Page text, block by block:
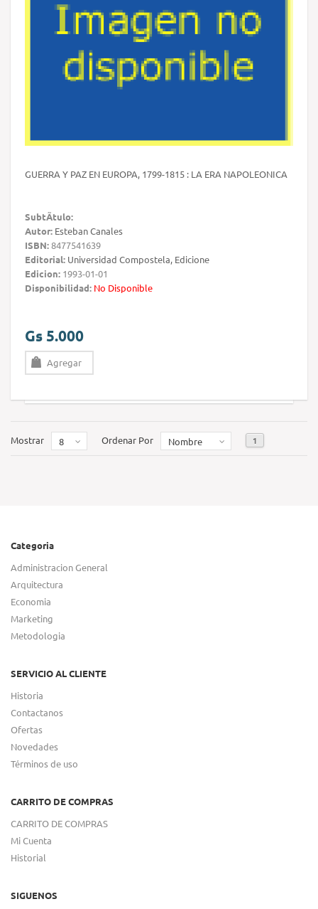
GUERRA Y PAZ EN EUROPA, 1799-1815 : LA ERA NAPOLEONICA
SubtÃ­tulo:
Autor: Esteban Canales
ISBN:8477541639
Editorial: Universidad Compostela, Edicione
Edicion: 1993-01-01
Disponibilidad: No Disponible
Gs 5.000
Agregar
Mostrar 8 Ordenar Por Nombre 1
Categoria
Administracion General
Arquitectura
Economia
Marketing
Metodologia
SERVICIO AL CLIENTE
Historia
Contactanos
Ofertas
Novedades
Términos de uso
CARRITO DE COMPRAS
CARRITO DE COMPRAS
Mi Cuenta
Historial
SIGUENOS